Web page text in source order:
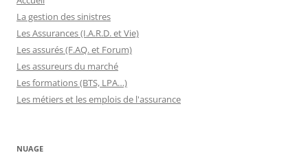
La gestion des sinistres
Les Assurances (I.A.R.D. et Vie)
Les assurés (F.AQ. et Forum)
Les assureurs du marché
Les formations (BTS, LPA…)
Les métiers et les emplois de l'assurance
NUAGE